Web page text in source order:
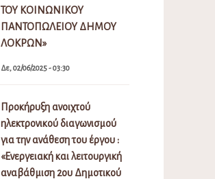
ΤΟΥ ΚΟΙΝΩΝΙΚΟΥ
ΠΑΝΤΟΠΩΛΕΙΟΥ ΔΗΜΟΥ
ΛΟΚΡΩΝ»
Δε, 02/06/2025 - 03:30
Προκήρυξη ανοιχτού
ηλεκτρονικού διαγωνισμού
για την ανάθεση του έργου :
«Ενεργειακή και λειτουργική
αναβάθμιση 2ου Δημοτικού